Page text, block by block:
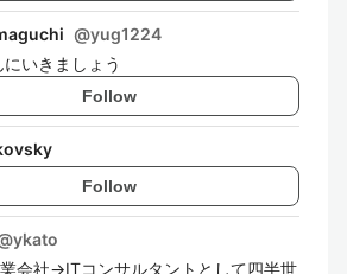
@yug1224
にいきましょう
Follow
Follow
ykato
会社→ITコンサルタントとして四半世